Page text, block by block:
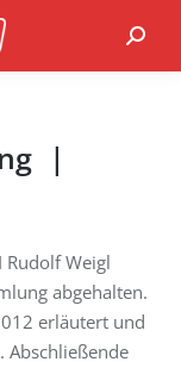
|
Weigl
abgehalten.
erläutert und
Abschließende